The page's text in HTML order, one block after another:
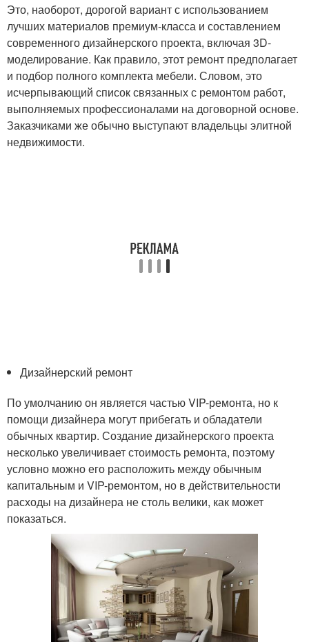
Это, наоборот, дорогой вариант с использованием
лучших материалов премиум-класса и составлением
современного дизайнерского проекта, включая 3D-
моделирование. Как правило, этот ремонт предполагает
и подбор полного комплекта мебели. Словом, это
исчерпывающий список связанных с ремонтом работ,
выполняемых профессионалами на договорной основе.
Заказчиками же обычно выступают владельцы элитной
недвижимости.
Дизайнерский ремонт
По умолчанию он является частью VIP-ремонта, но к
помощи дизайнера могут прибегать и обладатели
обычных квартир. Создание дизайнерского проекта
несколько увеличивает стоимость ремонта, поэтому
условно можно его расположить между обычным
капитальным и VIP-ремонтом, но в действительности
расходы на дизайнера не столь велики, как может
показаться.